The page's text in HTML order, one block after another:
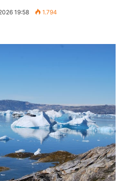
19:58 1.794